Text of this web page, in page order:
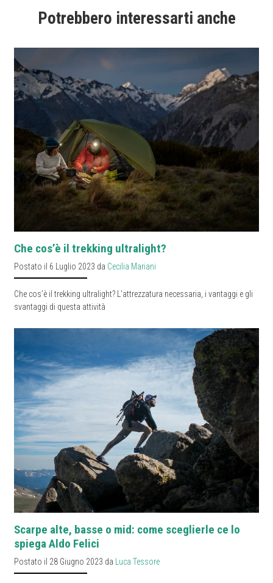
Potrebbero interessarti anche
Che cos’è il trekking ultralight?
Postato il 6 Luglio 2023 da Cecilia Mariani
Che cos’è il trekking ultralight? L’attrezzatura necessaria, i vantaggi e gli
svantaggi di questa attività
Scarpe alte, basse o mid: come sceglierle ce lo
spiega Aldo Felici
Postato il 28 Giugno 2023 da Luca Tessore